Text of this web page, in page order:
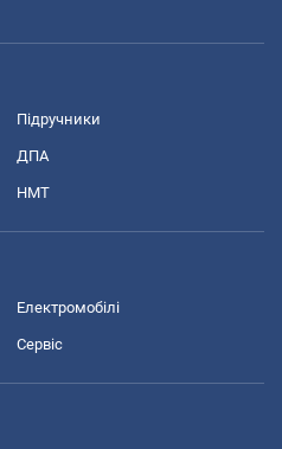
Підручники
ДПА
НМТ
Електромобілі
Сервіс